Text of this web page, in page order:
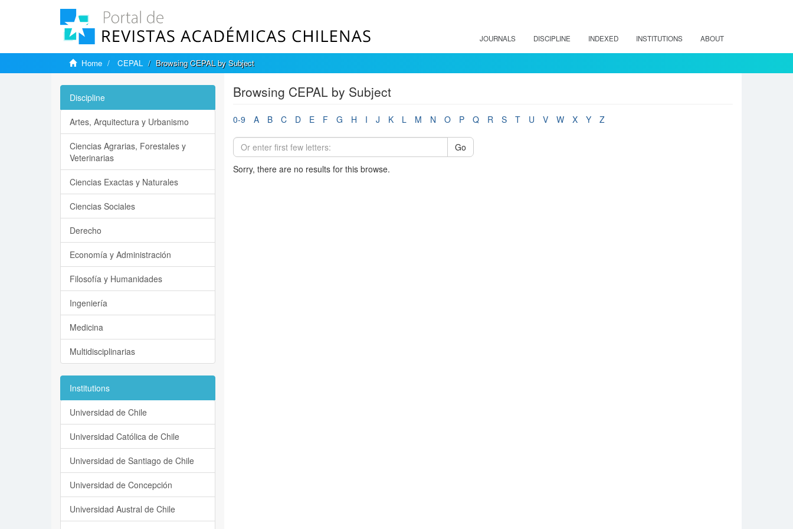
JOURNALS DISCIPLINE INDEXED INSTITUTIONS ABOUT
Home CEPAL Browsing CEPAL by Subject
Browsing CEPAL by Subject
0-9 A B C D E F G H I J K L M N O P Q R S T U V W X Y Z
Go
Sorry, there are no results for this browse.
Discipline
Artes, Arquitectura y Urbanismo
Ciencias Agrarias, Forestales y
Veterinarias
Ciencias Exactas y Naturales
Ciencias Sociales
Derecho
Economía y Administración
Filosofía y Humanidades
Ingeniería
Medicina
Multidisciplinarias
Institutions
Universidad de Chile
Universidad Católica de Chile
Universidad de Santiago de Chile
Universidad de Concepción
Universidad Austral de Chile